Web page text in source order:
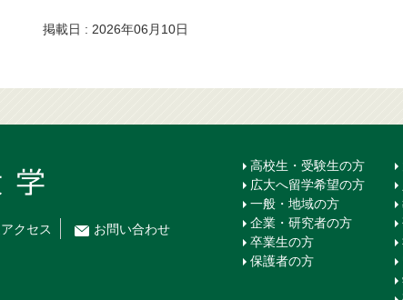
掲載日 : 2026年06月10日
高校生・受験生の方
広大へ留学希望の方
一般・地域の方
企業・研究者の方
卒業生の方
保護者の方
アクセス お問い合わせ